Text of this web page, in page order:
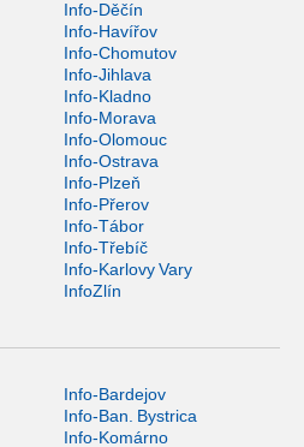
Info-Děčín
Info-Havířov
Info-Chomutov
Info-Jihlava
Info-Kladno
Info-Morava
Info-Olomouc
Info-Ostrava
Info-Plzeň
Info-Přerov
Info-Tábor
Info-Třebíč
Info-Karlovy Vary
InfoZlín
Info-Bardejov
Info-Ban. Bystrica
Info-Komárno